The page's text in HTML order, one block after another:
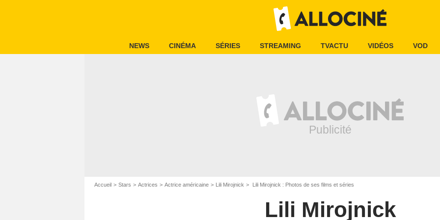
NEWS CINÉMA SÉRIES STREAMING TVACTU VIDÉOS VOD
Accueil Stars Actrices Actrice américaine Lili Mirojnick Lili Mirojnick : Photos de ses films et séries
Lili Mirojnick